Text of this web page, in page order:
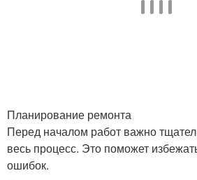
Планирование ремонта
Перед началом работ важно
весь процесс. Это поможет
ошибок.